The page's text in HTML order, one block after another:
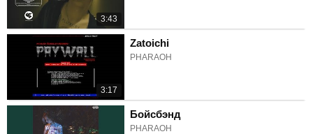
3:43
3:17
Zatoichi
PHARAOH
Бойсбэнд
PHARAOH